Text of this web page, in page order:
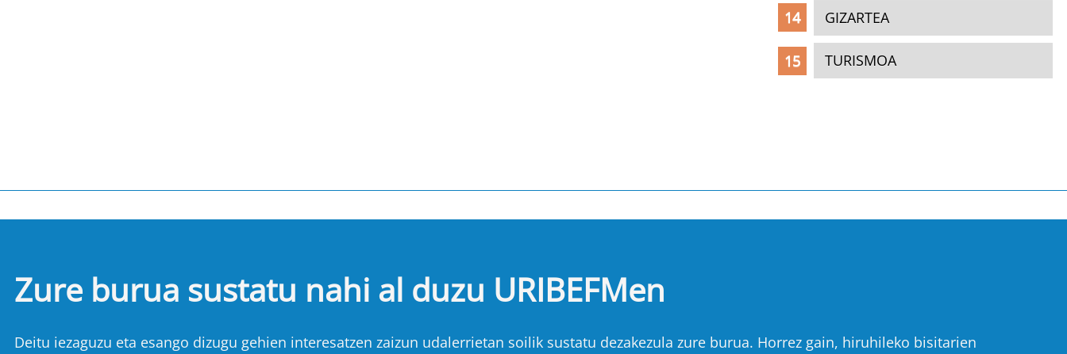
GIZARTEA
TURISMOA
Zure burua sustatu nahi al duzu URIBEFMen
Deitu iezaguzu eta esango dizugu gehien interesatzen zaizun udalerrietan soilik sustatu dezakezula zure burua. Horrez gain, hiruhileko bisitarien